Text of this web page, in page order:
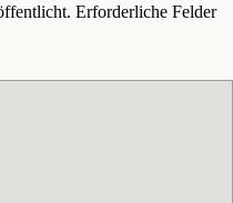
Erforderliche Felder